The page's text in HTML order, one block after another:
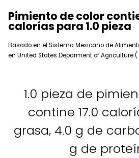
Pimiento de color
calorías para 1.0 pieza
Basado en el Sistema Mexicano de
en United States Deparment of Agriculture (
1.0 pieza de
contine 17.0
grasa, 4.0 g de
g de